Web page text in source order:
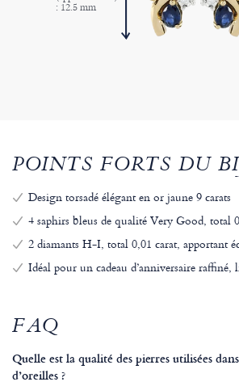
: 12.5 mm
POINTS FORTS DU
Design torsadé élégant en or jaune 9 carats
4 saphirs bleus de qualité Very Good, total
2 diamants H-I, total 0,01 carat, apportant
Idéal pour un cadeau d’anniversaire raffiné,
FAQ
Quelle est la qualité des pierres utilisées
d’oreilles ?